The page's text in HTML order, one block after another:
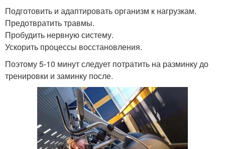
Подготовить и адаптировать организм к нагрузкам.
Предотвратить травмы.
Пробудить нервную систему.
Ускорить процессы восстановления.
Поэтому 5-10 минут следует потратить на разминку до
тренировки и заминку после.